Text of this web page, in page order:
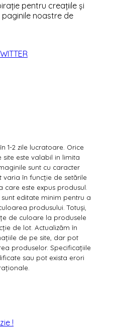
pentru creațiile și
noastre de
1-2 zile lucratoare. Orice
este valabil in limita
sunt cu caracter
în funcție de setările
care este expus produsul.
editate minim pentru a
produsului. Totuși,
de culoare la produsele
de lot. Actualizăm în
de pe site, dar pot
produselor. Specificațiile
sau pot exista erori
!